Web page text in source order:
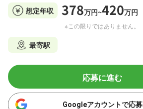
想定年収 378万円~420万円
※この限りではありません。
最寄駅
応募に進む
Googleアカウントで応募